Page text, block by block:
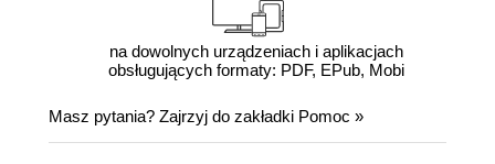
na dowolnych urządzeniach i aplikacjach
obsługujących formaty: PDF, EPub, Mobi
Masz pytania? Zajrzyj do zakładki Pomoc »